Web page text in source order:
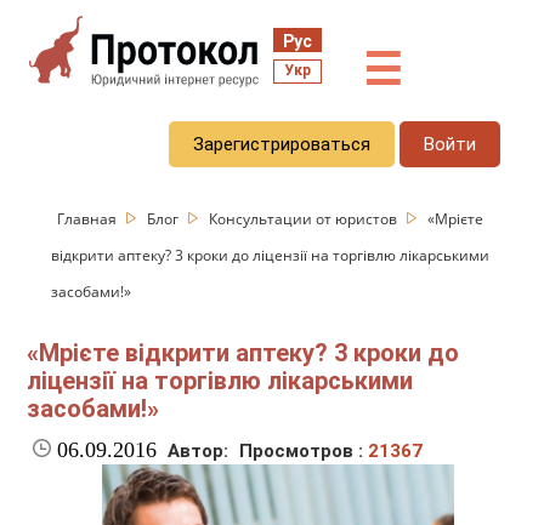
Рус
Укр ☰
Зарегистрироваться Войти
Главная Блог Консультации от юристов
«Мрієте
відкрити аптеку? 3 кроки до ліцензії на торгівлю лікарськими
засобами!»
«Мрієте відкрити аптеку? 3 кроки до
ліцензії на торгівлю лікарськими
засобами!»
06.09.2016 Автор: Просмотров : 21367